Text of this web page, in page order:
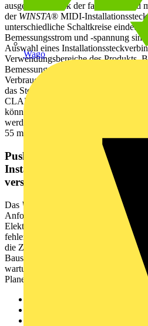
Wago
ausgerüstet. Dank der farblichen und
der WINSTA® MIDI-
unterschiedliche Schaltkreise
Bemessungsstrom und -spannung
Auswahl eines
Verwendungsbereiche des Produkts.
Bemessungsstrom 25 A – damit ist es
Verbraucher geeignet. Für eine
das Steckverbindersystem
CLAMP®-Federanschlusstechnik.
können Verbindungen sogar im
werden. Das spart Zeit und Aufwand.
55 mm.
Push-in CAGE CLAMP®-
Installationen fehlerfrei
verschrauben!
Das WINSTA
®-
Anforderungen in der
Elektroinstallationen steckbar und
fehlerfrei. Durch die konfektionierte
die Zeiten der Montage und Fehler bei
Baustelle gleichermaßen. Profitieren
wartungsfreien Federklemmtechnik in
Planen Sie Ihre Installation mit
fehlsteckgeschützter
für eine große Anzahl von